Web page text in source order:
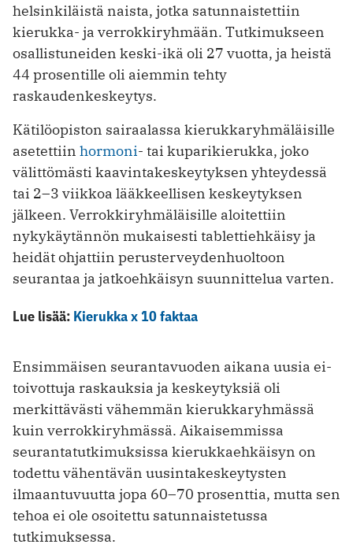
helsinkiläistä naista, jotka satunnaistettiin
kierukka- ja verrokkiryhmään. Tutkimukseen
osallistuneiden keski-ikä oli 27 vuotta, ja heistä
44 prosentille oli aiemmin tehty
raskaudenkeskeytys.
Kätilöopiston sairaalassa kierukkaryhmäläisille
asetettiin hormoni- tai kuparikierukka, joko
välittömästi kaavintakeskeytyksen yhteydessä
tai 2–3 viikkoa lääkkeellisen keskeytyksen
jälkeen. Verrokkiryhmäläisille aloitettiin
nykykäytännön mukaisesti tablettiehkäisy ja
heidät ohjattiin perusterveydenhuoltoon
seurantaa ja jatkoehkäisyn suunnittelua varten.
Lue lisää: Kierukka x 10 faktaa
Ensimmäisen seurantavuoden aikana uusia ei-
toivottuja raskauksia ja keskeytyksiä oli
merkittävästi vähemmän kierukkaryhmässä
kuin verrokkiryhmässä. Aikaisemmissa
seurantatutkimuksissa kierukkaehkäisyn on
todettu vähentävän uusintakeskeytysten
ilmaantuvuutta jopa 60–70 prosenttia, mutta sen
tehoa ei ole osoitettu satunnaistetussa
tutkimuksessa.